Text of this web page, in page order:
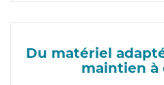
Du matériel
maintien à